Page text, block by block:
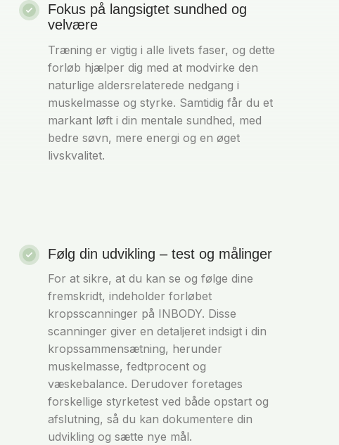
Fokus på langsigtet sundhed og
velvære
Træning er vigtig i alle livets faser, og dette
forløb hjælper dig med at modvirke den
naturlige aldersrelaterede nedgang i
muskelmasse og styrke. Samtidig får du et
markant løft i din mentale sundhed, med
bedre søvn, mere energi og en øget
livskvalitet.
Følg din udvikling – test og målinger
For at sikre, at du kan se og følge dine
fremskridt, indeholder forløbet
kropsscanninger på INBODY. Disse
scanninger giver en detaljeret indsigt i din
kropssammensætning, herunder
muskelmasse, fedtprocent og
væskebalance. Derudover foretages
forskellige styrketest ved både opstart og
afslutning, så du kan dokumentere din
udvikling og sætte nye mål.